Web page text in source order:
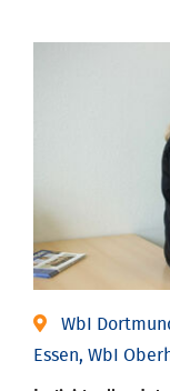
WbI
Essen, WbI